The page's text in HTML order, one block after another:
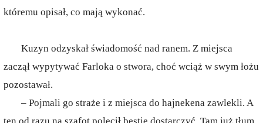
któremu opisał, co mają wykonać.
Kuzyn odzyskał świadomość nad ranem. Z miejsca
zaczął wypytywać Farloka o stwora, choć wciąż w swym łożu
pozostawał.
– Pojmali go straże i z miejsca do hajnekena zawlekli. A